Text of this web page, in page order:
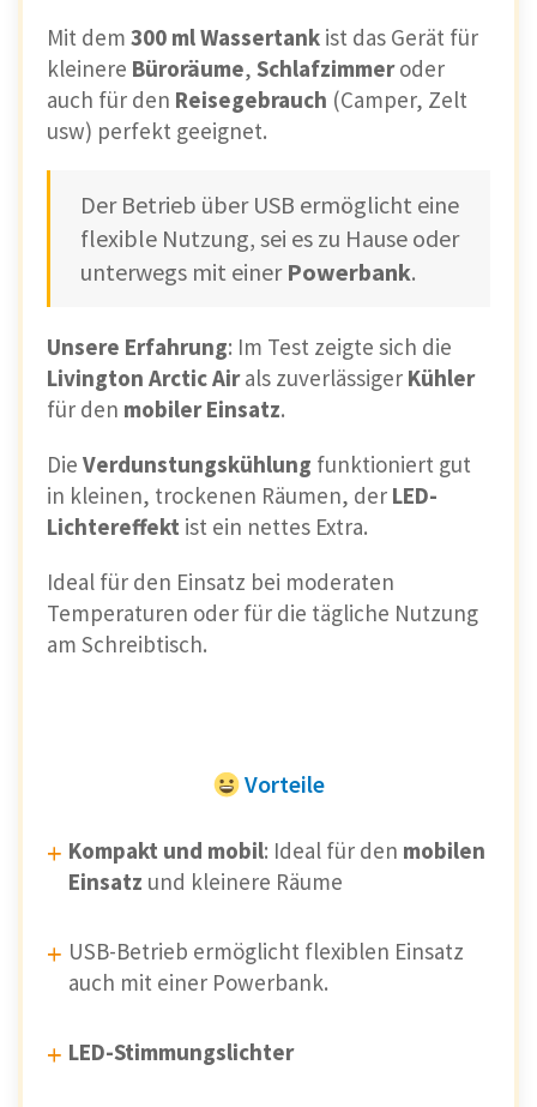
Mit dem 300 ml Wassertank ist das Gerät für
kleinere Büroräume, Schlafzimmeroder
auch für den Reisegebrauch (Camper, Zelt
usw) perfekt geeignet.
Der Betrieb über USB ermöglicht eine
flexible Nutzung, sei es zu Hause oder
unterwegs mit einer Powerbank.
Unsere Erfahrung: Im Test zeigte sich die
Livington Arctic Airals zuverlässiger Kühler
für den mobiler Einsatz.
Die Verdunstungskühlung funktioniert gut
in kleinen, trockenen Räumen, der LED-
Lichtereffekt ist ein nettes Extra.
Ideal für den Einsatz bei moderaten
Temperaturen oder für die tägliche Nutzung
am Schreibtisch.
Vorteile
Kompakt und mobil: Ideal für den mobilen
Einsatz und kleinere Räume
USB-Betrieb ermöglicht flexiblen Einsatz
auch mit einer Powerbank.
LED-Stimmungslichter